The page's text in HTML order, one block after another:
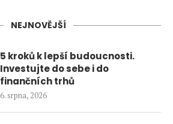
NEJNOVĚJŠÍ
5 kroků k lepší budoucnosti.
Investujte do sebe i do
finančních trhů
6. srpna, 2026